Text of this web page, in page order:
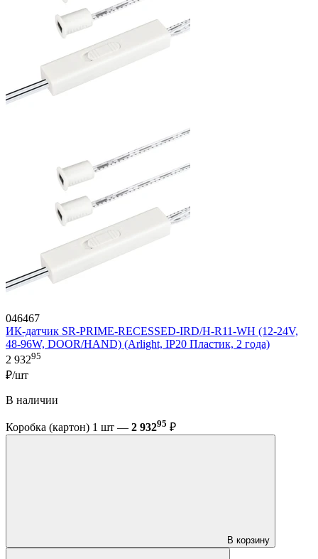
046467
ИК-датчик SR-PRIME-RECESSED-IRD/H-R11-WH (12-24V,
48-96W, DOOR/HAND) (Arlight, IP20 Пластик, 2 года)
2 93295
₽/шт
В наличии
Коробка (картон) 1 шт — 2 93295 ₽
В корзину